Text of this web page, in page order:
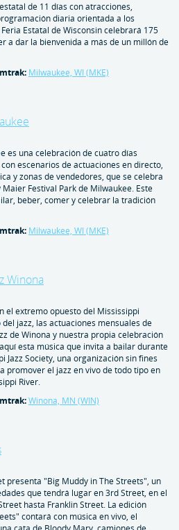
de 11 días con atracciones,
diaria orientada a los
Estatal de Wisconsin celebrará 175
a dar la bienvenida a más de un millón de
Milwaukee, WI (MKE)
es una celebración de cuatro días
escenarios de actuaciones en directo,
y zonas de vendedores, que se celebra
Festival Park de Milwaukee. Este
beber, comer y celebrar la tradición
Milwaukee, WI (MKE)
Winona
el extremo opuesto del Mississippi
jazz, las actuaciones mensuales de
de Winona y nuestra propia celebración
esta música que invita a bailar durante
Jazz Society, una organización sin fines
promover el jazz en vivo de todo tipo en
River.
Winona, MN (WIN)
presenta "Big Muddy in The Streets", un
que tendrá lugar en 3rd Street, en el
hasta Franklin Street. La edición
contará con música en vivo, el